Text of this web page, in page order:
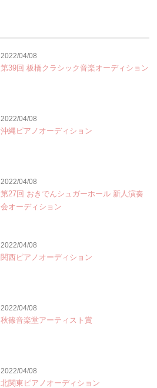
2022/04/08
第39回 板橋クラシック音楽オーディション
2022/04/08
沖縄ピアノオーディション
2022/04/08
第27回 おきでんシュガーホール 新人演奏
会オーディション
2022/04/08
関西ピアノオーディション
2022/04/08
秋篠音楽堂アーティスト賞
2022/04/08
北関東ピアノオーディション